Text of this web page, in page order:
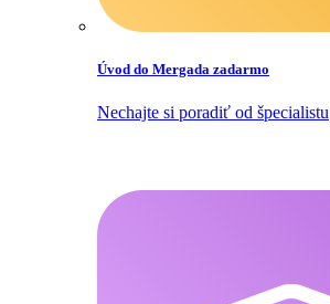
Úvod do Mergada zadarmo
Nechajte si poradiť od špecialistu